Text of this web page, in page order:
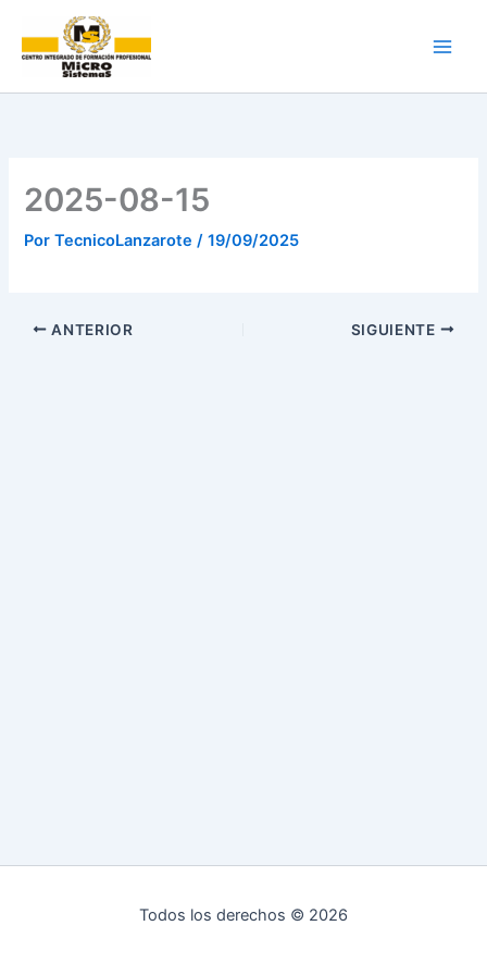
contenido
2025-08-15
PorTecnicoLanzarote/19/09/2025
ANTERIOR SIGUIENTE
Todos los derechos © 2026